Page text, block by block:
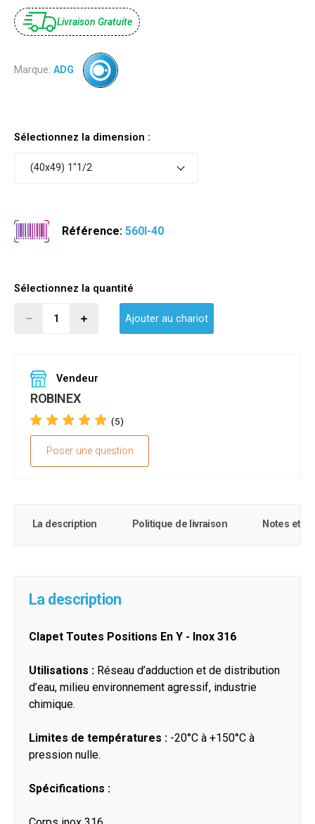
Livraison Gratuite
Marque: ADG
Sélectionnez la dimension :
(40x49) 1"1/2
Référence:560I-40
Sélectionnez la quantité
Ajouter au chariot
Vendeur
ROBINEX
(5)
Poser une question
La description Politique de livraison Notes et
La description
Clapet Toutes Positions En Y - Inox 316
Utilisations : Réseau d’adduction et de distribution
d’eau, milieu environnement agressif, industrie
chimique.
Limites de températures : -20°C à +150°C à
pression nulle.
Spécifications :